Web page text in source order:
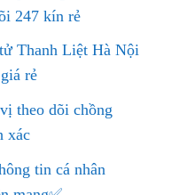
247 kín rẻ
Thanh Liệt Hà Nội
rẻ
theo dõi chồng
xác
tin cá nhân